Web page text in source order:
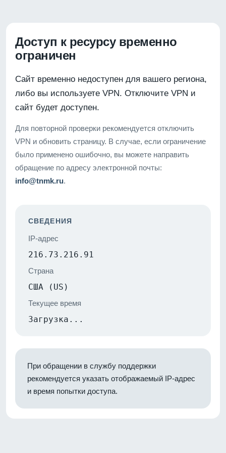
Доступ к ресурсу временно
ограничен
Сайт временно недоступен для вашего региона,
либо вы используете VPN. Отключите VPN и
сайт будет доступен.
Для повторной проверки рекомендуется отключить
VPN и обновить страницу. В случае, если ограничение
было применено ошибочно, вы можете направить
обращение по адресу электронной почты:
info@tnmk.ru.
СВЕДЕНИЯ
IP-адрес
216.73.216.91
Страна
США (US)
Текущее время
Загрузка...
При обращении в службу поддержки
рекомендуется указать отображаемый IP-адрес
и время попытки доступа.